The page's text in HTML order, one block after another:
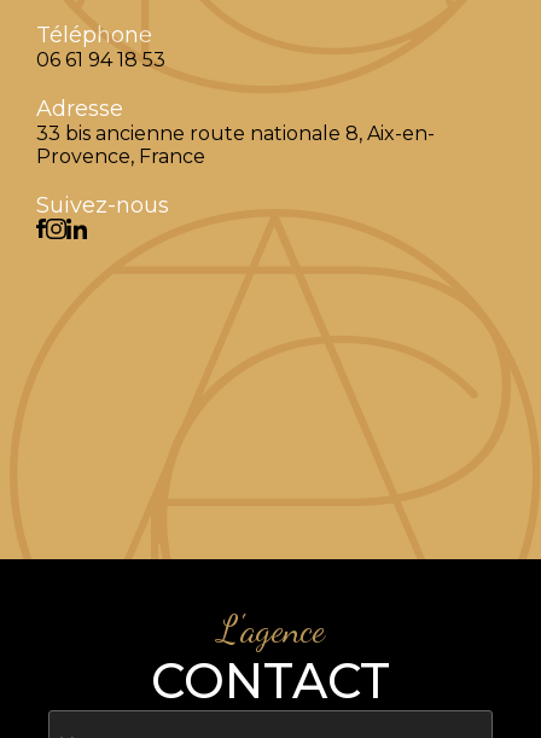
Téléphone
06 61 94 18 53
Adresse
33 bis ancienne route nationale 8, Aix-en-
Provence, France
Suivez-nous
L'agence
CONTACT
Nom